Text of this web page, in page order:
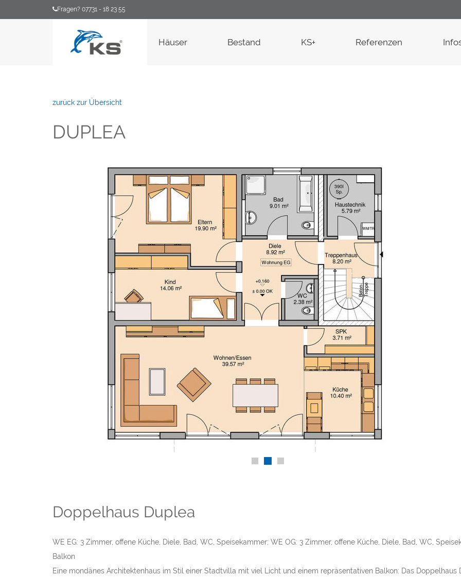
Fragen? 07731 - 18 23 55
Häuser Bestand KS+ Referenzen
zurück zur Übersicht
DUPLEA
Doppelhaus Duplea
WE EG: 3 Zimmer, offene Küche, Diele, Bad, WC, Speisekammer; WE OG: 3 Zimmer, offene Küche, Diele, Bad, WC,
Balkon
Eine mondänes Architektenhaus im Stil einer Stadtvilla mit viel Licht und einem repräsentativen Balkon: Das Doppelhaus